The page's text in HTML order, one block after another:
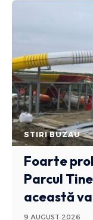
STIRI BUZAU
Foarte
Parcul
această
9 AUGUST 2026